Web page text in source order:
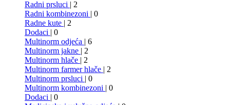
Radni prsluci | 2
Radni kombinezoni | 0
Radne kute | 2
Dodaci | 0
Multinorm odjeća | 6
Multinorm jakne | 2
Multinorm hlače | 2
Multinorm farmer hlače | 2
Multinorm prsluci | 0
Multinorm kombinezoni | 0
Dodaci | 0